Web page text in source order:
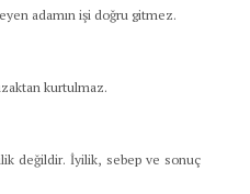
adamın işi doğru gitmez.
kurtulmaz.
değildir. İyilik, sebep ve sonuç